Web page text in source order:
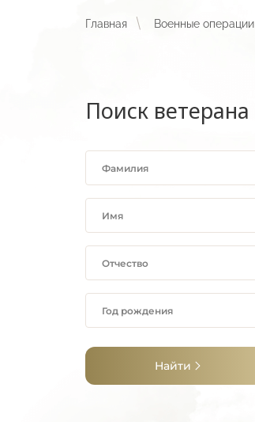
Главная Военные операции
Поиск ветерана
Найти